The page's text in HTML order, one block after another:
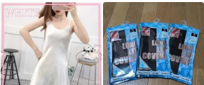
ト
点セット ·͜·ᰔᩚ